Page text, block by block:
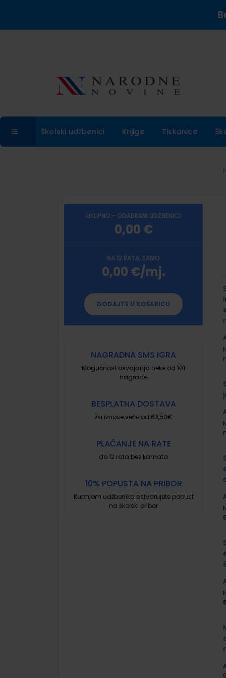
Školski udžbenici Knjige Tiskanice
UKUPNO - ODABRANI UDŽBENICI
0,00 €
NA 12 RATA, SAMO
0,00 €/mj.
DODAJTE U KOŠARICU
NAGRADNA SMS IGRA
Mogućnost osvajanja neke od 101
nagrade
BESPLATNA DOSTAVA
Za iznose veće od 62,50€
PLAĆANJE NA RATE
do 12 rata bez kamata
10% POPUSTA NA PRIBOR
Kupnjom udžbenika ostvarujete popust
na školski pribor